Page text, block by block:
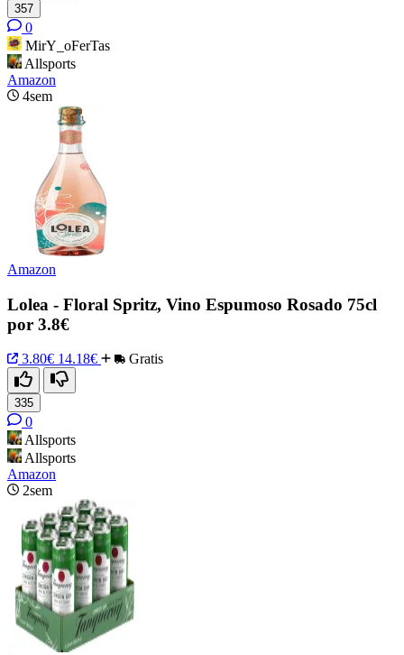
357
0
MirY_oFerTas
Allsports
Amazon
4sem
Amazon
Lolea - Floral Spritz, Vino Espumoso Rosado 75cl
por 3.8€
3.80€ 14.18€ Gratis
335
0
Allsports
Allsports
Amazon
2sem